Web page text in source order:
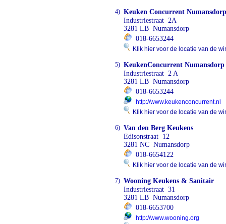
4) Keuken Concurrent Numansdorp
Industriestraat 2A
3281 LB Numansdorp
018-6653244
Klik hier voor de locatie van de
5) KeukenConcurrent Numansdorp
Industriestraat 2 A
3281 LB Numansdorp
018-6653244
http://www.keukenconcurrent.nl
Klik hier voor de locatie van de
6) Van den Berg Keukens
Edisonstraat 12
3281 NC Numansdorp
018-6654122
Klik hier voor de locatie van de
7) Wooning Keukens & Sanitair
Industriestraat 31
3281 LB Numansdorp
018-6653700
http://www.wooning.org